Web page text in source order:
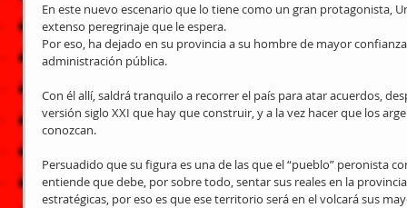
En este nuevo escenario que lo tiene como un gran protagonista,
extenso peregrinaje que le espera.
Por eso, ha dejado en su provincia a su hombre de mayor
administración pública.
Con él allí, saldrá tranquilo a recorrer el país para atar acuerdos,
versión siglo XXI que hay que construir, y a la vez hacer que los
conozcan.
Persuadido que su figura es una de las que el “pueblo” peronista
entiende que debe, por sobre todo, sentar sus reales en la
estratégicas, por eso es que ese territorio será en el volcará sus